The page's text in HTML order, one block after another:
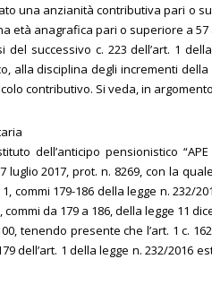
una anzianità contributiva pari o
età anagrafica pari o superiore a
successivo c. 223 dell’art. 1
alla disciplina degli incrementi
contributivo. Si veda, in
dell’anticipo pensionistico
luglio 2017, prot. n. 8269, con la
commi 179-186 della legge n. 232/
da 179 a 186, della legge 11
tenendo presente che l’art. 1 c.
dell’art. 1 della legge n. 232/